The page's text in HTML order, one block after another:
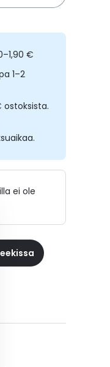
€
1–2
ei ole